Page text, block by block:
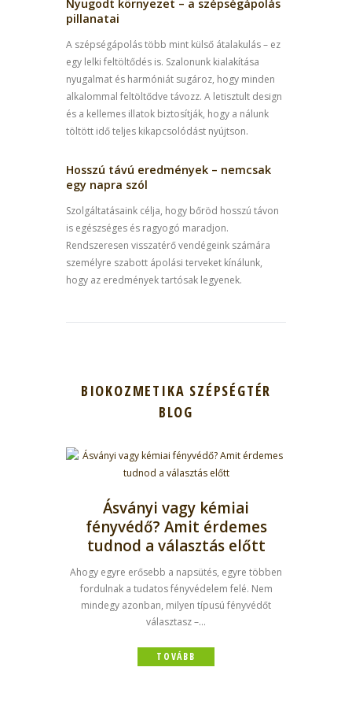
Nyugodt környezet – a szépségápolás
pillanatai
A szépségápolás több mint külső átalakulás – ez
egy lelki feltöltődés is. Szalonunk kialakítása
nyugalmat és harmóniát sugároz, hogy minden
alkalommal feltöltődve távozz. A letisztult design
és a kellemes illatok biztosítják, hogy a nálunk
töltött idő teljes kikapcsolódást nyújtson.
Hosszú távú eredmények – nemcsak
egy napra szól
Szolgáltatásaink célja, hogy bőröd hosszú távon
is egészséges és ragyogó maradjon.
Rendszeresen visszatérő vendégeink számára
személyre szabott ápolási terveket kínálunk,
hogy az eredmények tartósak legyenek.
BIOKOZMETIKA SZÉPSÉGTÉR
BLOG
Ásványi vagy kémiai
fényvédő? Amit érdemes
tudnod a választás előtt
Ahogy egyre erősebb a napsütés, egyre többen
fordulnak a tudatos fényvédelem felé. Nem
mindegy azonban, milyen típusú fényvédőt
választasz –...
TOVÁBB